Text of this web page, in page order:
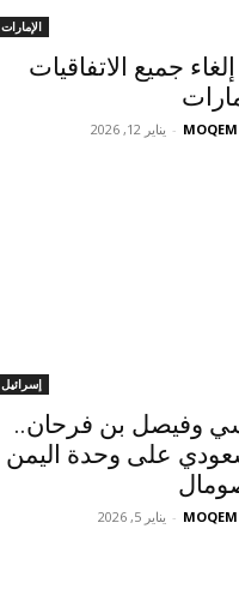
الإمارات
جميع الاتفاقيات
- يناير 12, 2026
إسرائيل
وفيصل بن فرحان..
على وحدة اليمن
- يناير 5, 2026